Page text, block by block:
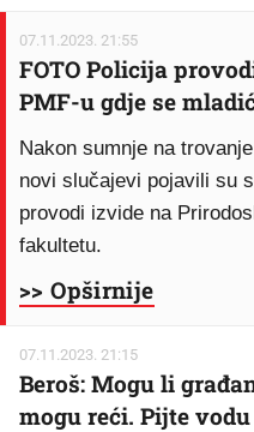
07.11.2023. 21:55
FOTO Policija
PMF-u gdje se
Nakon sumnje na
novi slučajevi pojavili su
provodi izvide na
fakultetu.
>> Opširnije
07.11.2023. 21:15
Beroš: Mogu li
mogu reći. Pijte vodu